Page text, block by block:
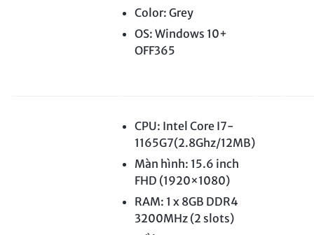
Color: Grey
OS: Windows 10+
OFF365
CPU: Intel Core I7-
1165G7(2.8Ghz/12MB)
Màn hình: 15.6 inch
FHD (1920×1080)
RAM: 1 x 8GB DDR4
3200MHz (2 slots)